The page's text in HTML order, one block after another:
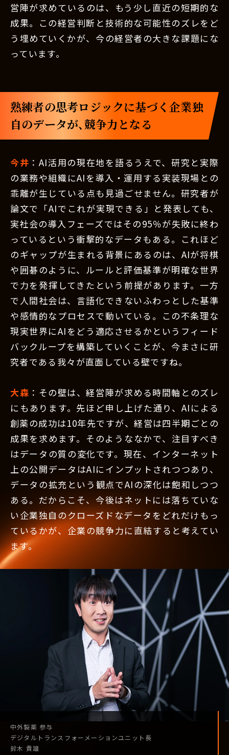
営陣が求めているのは、もう少し直近の短期的な
成果。この経営判断と技術的な可能性のズレをど
う埋めていくかが、今の経営者の大きな課題にな
っています。
熟練者の思考ロジックに基づく企業独
自のデータが、競争力となる
今井 ：AI活用の現在地を語るうえで、研究と実際
の業務や組織にAIを導入・運用する実装現場との
乖離が生じている点も見過ごせません。研究者が
論文で「AIでこれが実現できる」と発表しても、
実社会の導入フェーズではその95％が失敗に終わ
っているという衝撃的なデータもある。これほど
のギャップが生まれる背景にあるのは、AIが将棋
や囲碁のように、ルールと評価基準が明確な世界
で力を発揮してきたという前提があります。一方
で人間社会は、言語化できないふわっとした基準
や感情的なプロセスで動いている。この不条理な
現実世界にAIをどう適応させるかというフィード
バックループを構築していくことが、今まさに研
究者である我々が直面している壁ですね。
大森 ：その壁は、経営陣が求める時間軸とのズレ
にもあります。先ほど申し上げた通り、AIによる
創薬の成功は10年先ですが、経営は四半期ごとの
成果を求めます。そのようななかで、注目すべき
はデータの質の変化です。現在、インターネット
上の公開データはAIにインプットされつつあり、
データの拡充という観点でAIの深化は飽和しつつ
ある。だからこそ、今後はネットには落ちていな
い企業独自のクローズドなデータをどれだけもっ
ているかが、企業の競争力に直結すると考えてい
ます。
中外製薬 参与
デジタル トランスフォーメーションユニット長
鈴木 貴雄